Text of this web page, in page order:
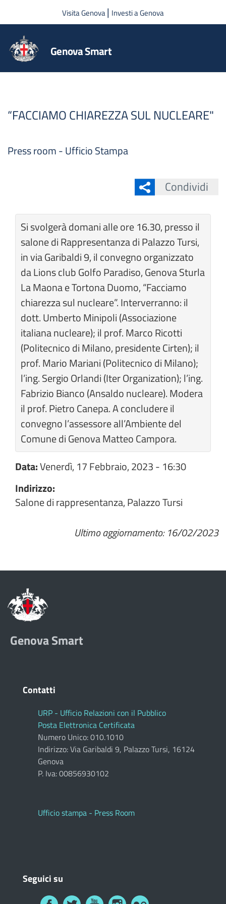
Salta al contenuto principale
Visita Genova| Investi a Genova
Genova Smart
“FACCIAMO CHIAREZZA SUL NUCLEARE"
Press room - Ufficio Stampa
Condividi
Si svolgerà domani alle ore 16.30, presso il
salone di Rappresentanza di Palazzo Tursi,
in via Garibaldi 9, il convegno organizzato
da Lions club Golfo Paradiso, Genova Sturla
La Maona e Tortona Duomo, “Facciamo
chiarezza sul nucleare”. Interverranno: il
dott. Umberto Minipoli (Associazione
italiana nucleare); il prof. Marco Ricotti
(Politecnico di Milano, presidente Cirten); il
prof. Mario Mariani (Politecnico di Milano);
l’ing. Sergio Orlandi (Iter Organization); l’ing.
Fabrizio Bianco (Ansaldo nucleare). Modera
il prof. Pietro Canepa. A concludere il
convegno l’assessore all’Ambiente del
Comune di Genova Matteo Campora.
Data:Venerdì, 17 Febbraio, 2023 - 16:30
Indirizzo:
Salone di rappresentanza, Palazzo Tursi
Ultimo aggiornamento: 16/02/2023
Genova Smart
Contatti
URP - Ufficio Relazioni con il Pubblico
Posta Elettronica Certificata
Numero Unico: 010.1010
Indirizzo: Via Garibaldi 9, Palazzo Tursi, 16124
Genova
P. Iva: 00856930102
Ufficio stampa - Press Room
Seguici su